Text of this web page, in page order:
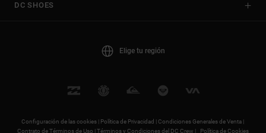
DC SHOES
Elige tu región
Configuración de las cookies | Política de Privacidad |Condiciones Generales de Venta |
Contrato de Términos de Uso |Términos y Condiciones del DC Crew | Política de Cookies